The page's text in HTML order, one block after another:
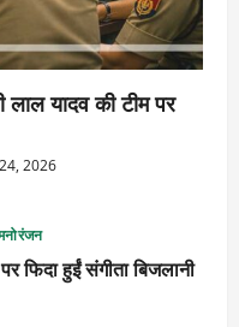
यादव की टीम पर
2026
फिदा हुईं संगीता बिजलानी